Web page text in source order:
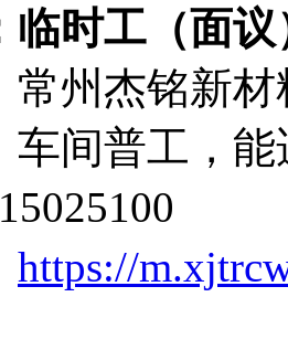
临时工（面议
常州杰铭新
车间普工，
https://